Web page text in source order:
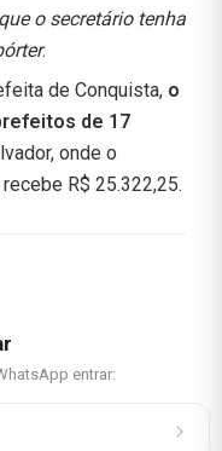
o secretário tenha
.
de Conquista, o
de 17
onde o
R$ 25.322,25.
entrar: